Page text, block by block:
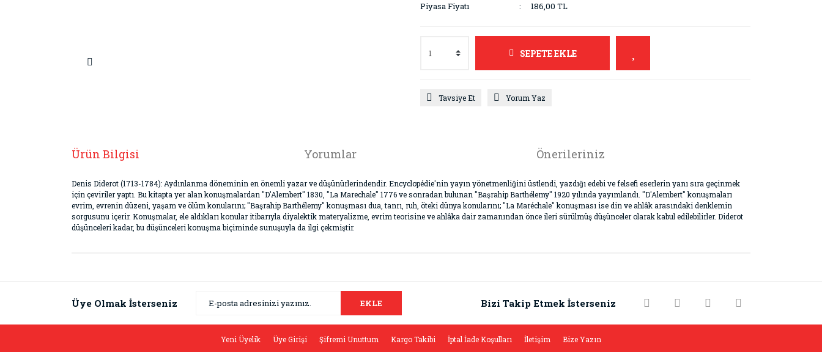
Piyasa Fiyatı
186,00 TL
SEPETE EKLE
Tavsiye Et Yorum Yaz
Ürün Bilgisi Yorumlar Önerileriniz
Denis Diderot (1713-1784): Aydınlanma döneminin en önemli yazar ve düşünürlerindendir. Encyclopédie'nin yayın yönetmenliğini üstlendi, yazdığı edebi ve felsefi eserlerin yanı sıra geçinmek
için çeviriler yaptı. Bu kitapta yer alan konuşmalardan "D'Alembert" 1830, "La Marechale" 1776 ve sonradan bulunan "Başrahip Barthélemy" 1920 yılında yayımlandı. "D'Alembert" konuşmaları
evrim, evrenin düzeni, yaşam ve ölüm konularını; "Başrahip Barthélemy" konuşması dua, tanrı, ruh, öteki dünya konularını; "La Maréchale" konuşması ise din ve ahlâk arasındaki denklemin
sorgusunu içerir. Konuşmalar, ele aldıkları konular itibarıyla diyalektik materyalizme, evrim teorisine ve ahlâka dair zamanından önce ileri sürülmüş düşünceler olarak kabul edilebilirler. Diderot
düşünceleri kadar, bu düşünceleri konuşma biçiminde sunuşuyla da ilgi çekmiştir.
Yorum Yaz
Ürün resmi kalitesiz, bozuk veya görüntülenemiyor.
Üye Olmak İsterseniz EKLE Bizi Takip Etmek İsterseniz
Yeni Üyelik Üye Girişi Şifremi Unuttum Kargo Takibi İptal İade Koşulları İletişim Bize Yazın